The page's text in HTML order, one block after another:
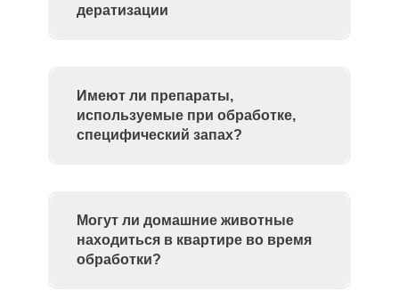
дератизации
Имеют ли препараты,
используемые при обработке,
специфический запах?
Могут ли домашние животные
находиться в квартире во время
обработки?